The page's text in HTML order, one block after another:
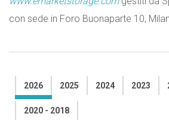
con sede in Foro Buonaparte 10,
2026 2025 2024 2023
2020 - 2018